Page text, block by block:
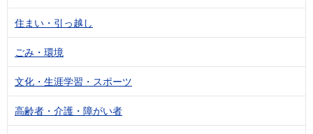
住まい・引っ越し
ごみ・環境
文化・生涯学習・スポーツ
高齢者・介護・障がい者